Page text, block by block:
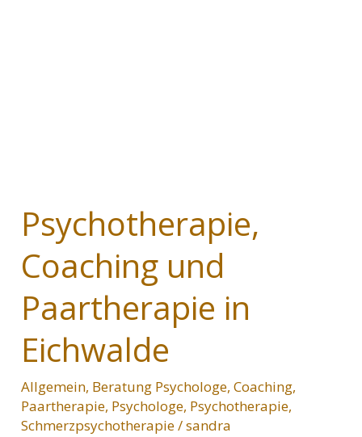
Psychotherapie,
Coaching und
Paartherapie in
Eichwalde
Allgemein, Beratung Psychologe,Coaching,
Paartherapie, Psychologe, Psychotherapie,
Schmerzpsychotherapie/sandra